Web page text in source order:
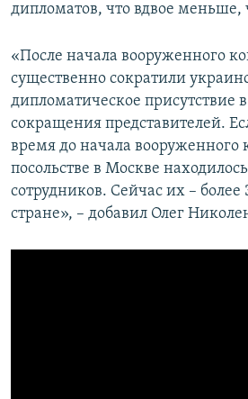
дипломатов, что вдвое меньше,
«После начала вооруженного
существенно сократили
дипломатическое присутствие
сокращения представителей.
время до начала вооруженного
посольстве в Москве
сотрудников. Сейчас их – более
стране», – добавил Олег